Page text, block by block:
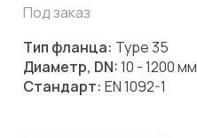
Под заказ
Тип фланца: Type 35
Диаметр, DN:10 - 1200 мм
Стандарт: EN 1092-1